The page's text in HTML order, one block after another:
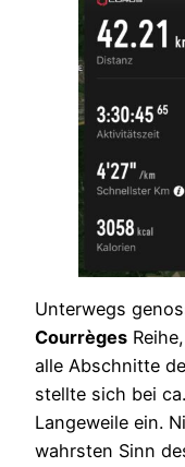
Unterwegs
Courrèges
alle Abschnitte
stellte sich bei
Langeweile ein.
wahrsten Sinn